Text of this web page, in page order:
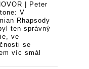
| Peter
V
Rhapsody
ten správný
ve
se
víc smál